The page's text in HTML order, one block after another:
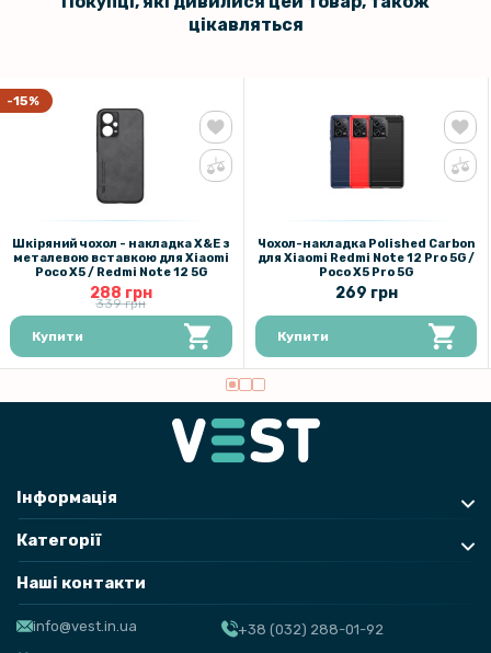
цікавляться
-15%
Шкіряний чохол - накладка X&E з
металевою вставкою для Xiaomi
Poco X5 / Redmi Note 12 5G
288 грн
339 грн
Купити
Чохол-накладка Polished Carbon
для Xiaomi Redmi Note 12 Pro 5G /
Poco X5 Pro 5G
269 грн
Купити
Інформація
Категорії
Наші контакти
info@vest.in.ua +38 (032) 288-01-92